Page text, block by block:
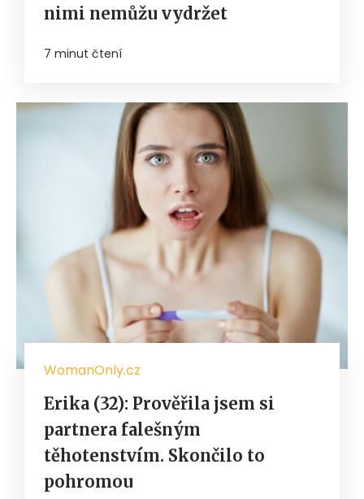
nimi nemůžu vydržet
7 minut čtení
WomanOnly.cz
Erika (32): Prověřila jsem si
partnera falešným
těhotenstvím. Skončilo to
pohromou